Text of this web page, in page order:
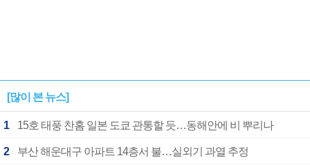
[많이 본 뉴스]
1 15호 태풍 찬홈 일본 도쿄 관통할 듯…동해안에 비 뿌리나
2 부산 해운대구 아파트 14층서 불…실외기 과열 추정